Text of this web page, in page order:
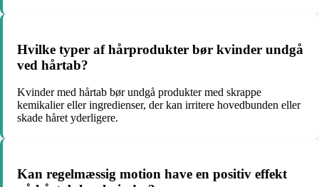
Hvilke typer af hårprodukter bør kvinder undgå
ved hårtab?
Kvinder med hårtab bør undgå produkter med skrappe
kemikalier eller ingredienser, der kan irritere hovedbunden eller
skade håret yderligere.
Kan regelmæssig motion have en positiv effekt